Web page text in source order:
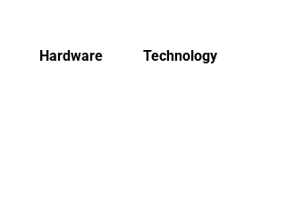
Hardware Technology